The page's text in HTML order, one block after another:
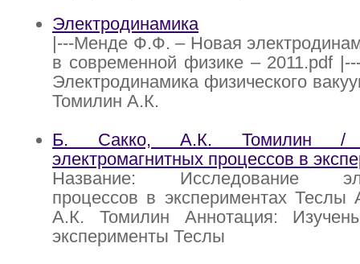
Электродинамика
|---Менде Ф.Ф. – Новая
в современной физике – 2011.pdf
Электродинамика физического
Томилин А.К.
Б. Сакко, А.К. Томилин /
электромагнитных процессов в
Название: Исследование
процессов в экспериментах Теслы
А.К. Томилин Аннотация:
эксперименты Теслы